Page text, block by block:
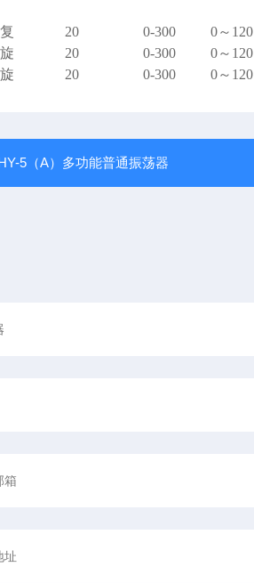
20 0-300 0～120
20 0-300 0～120
20 0-300 0～120
5（A）多功能普通振荡器